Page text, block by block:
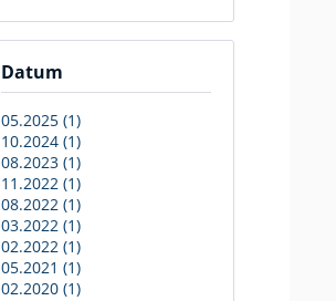
Datum
05.2025 (1)
10.2024 (1)
08.2023 (1)
11.2022 (1)
08.2022 (1)
03.2022 (1)
02.2022 (1)
05.2021 (1)
02.2020 (1)